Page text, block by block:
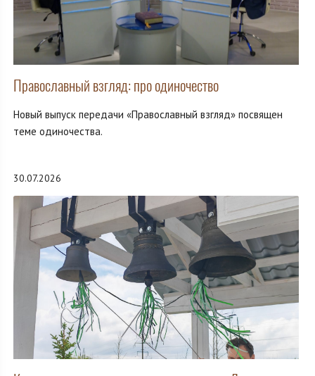
Православный взгляд: про одиночество
Новый выпуск передачи «Православный взгляд» посвящен
теме одиночества.
30.07.2026